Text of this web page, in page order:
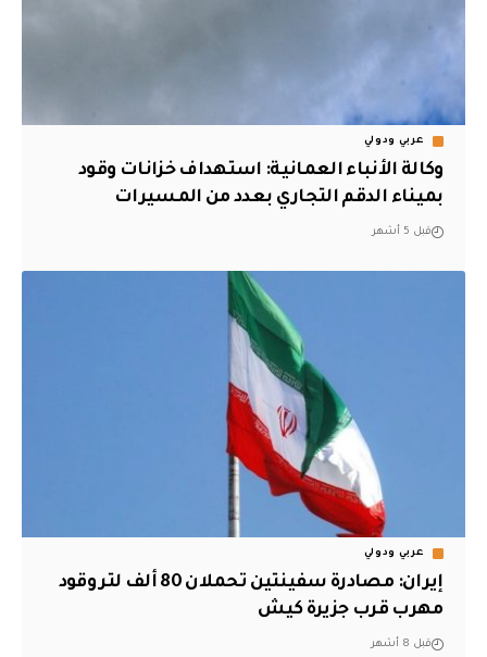
عربي ودولي
وكالة الأنباء العمانية: استهداف خزانات وقود
بميناء الدقم التجاري بعدد من المسيرات
قبل 5 أشهر
عربي ودولي
إيران: مصادرة سفينتين تحملان 80 ألف لتر وقود
مهرب قرب جزيرة كيش
قبل 8 أشهر